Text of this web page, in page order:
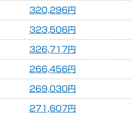
320,296円
323,506円
326,717円
266,456円
269,030円
271,607円